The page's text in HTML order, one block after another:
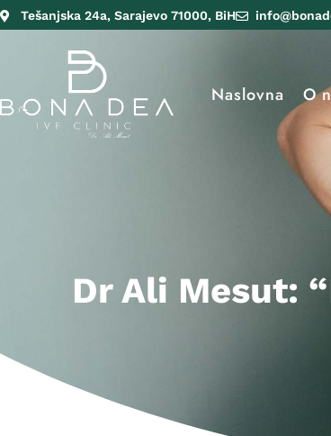
Tešanjska 24a, Sarajevo 71000, BiH
Naslovna O
Dr Ali Mesut: